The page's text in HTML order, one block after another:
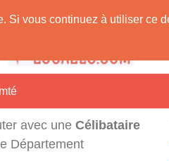
vous continuez à utiliser ce
avec une Célibataire
Département